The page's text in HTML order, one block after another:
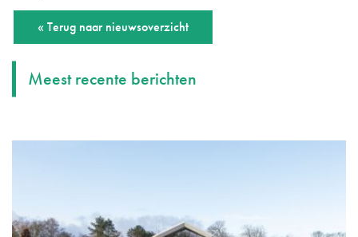
« Terug naar nieuwsoverzicht
Meest recente berichten